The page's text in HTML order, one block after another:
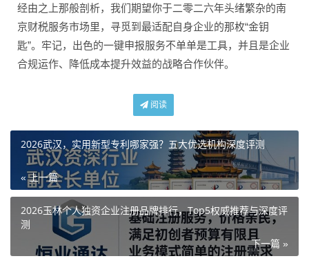
经由之上那般剖析，我们期望你于二零二六年头绪繁杂的南
京财税服务市场里，寻觅到最适配自身企业的那枚“金钥
匙”。牢记，出色的一键申报服务不单单是工具，并且是企业
合规运作、降低成本提升效益的战略合作伙伴。
阅读
2026武汉，实用新型专利哪家强？五大优选机构深度评测
« 上一篇
2026玉林个人独资企业注册品牌排行，Top5权威推荐与深度评
测
下一篇 »